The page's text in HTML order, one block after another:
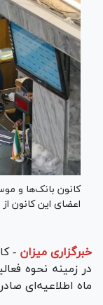
کانون بانک‌ها و
اعضای این کانون از تاریخ ۲۲ فروردین ماه
خبرگزاری میزان -
ماه اطلاعیه‌ای